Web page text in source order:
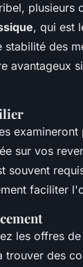
plusieurs
, qui est
stabilité des
avantageux
examineront
sur vos
souvent
faciliter
les offres
trouver des